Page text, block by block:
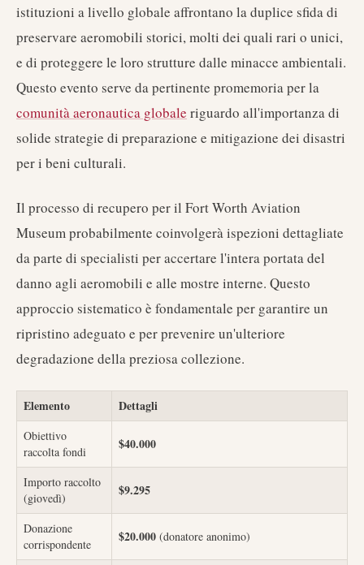
istituzioni a livello globale affrontano la duplice sfida di
preservare aeromobili storici, molti dei quali rari o unici,
e di proteggere le loro strutture dalle minacce ambientali.
Questo evento serve da pertinente promemoria per la
comunità aeronautica globale riguardo all'importanza di
solide strategie di preparazione e mitigazione dei disastri
per i beni culturali.
Il processo di recupero per il Fort Worth Aviation
Museum probabilmente coinvolgerà ispezioni dettagliate
da parte di specialisti per accertare l'intera portata del
danno agli aeromobili e alle mostre interne. Questo
approccio sistematico è fondamentale per garantire un
ripristino adeguato e per prevenire un'ulteriore
degradazione della preziosa collezione.
Elemento Dettagli
Obiettivo
raccolta fondi
$40.000
Importo raccolto
(giovedì)
$9.295
Donazione
corrispondente
$20.000 (donatore anonimo)